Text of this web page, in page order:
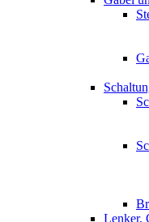
Lenker,